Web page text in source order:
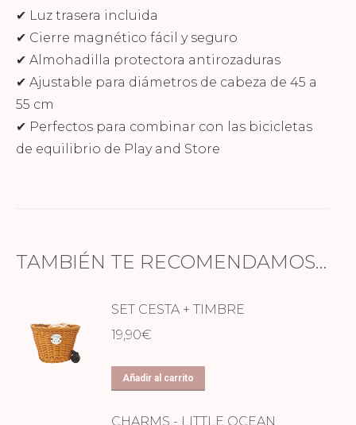
✔ Luz trasera incluida
✔ Cierre magnético fácil y seguro
✔ Almohadilla protectora antirozaduras
✔ Ajustable para diámetros de cabeza de 45 a
55 cm
✔ Perfectos para combinar con las bicicletas
de equilibrio de Play and Store
TAMBIÉN TE RECOMENDAMOS…
SET CESTA + TIMBRE
19,90€
Añadir al carrito
CHARMS - LITTLE OCEAN